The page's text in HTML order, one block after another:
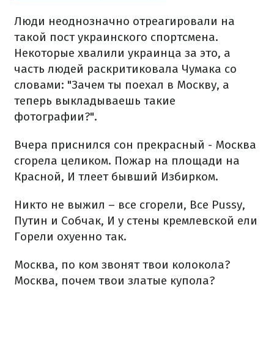
Люди неоднозначно отреагировали на
такой пост украинского спортсмена.
Некоторые хвалили украинца за это, а
часть людей раскритиковала Чумака со
словами: "Зачем ты поехал в Москву, а
теперь выкладываешь такие
фотографии?".
Вчера приснился сон прекрасный - Москва
сгорела целиком. Пожар на площади на
Красной, И тлеет бывший Избирком.
Никто не выжил – все сгорели, Все Pussy,
Путин и Собчак, И у стены кремлевской ели
Горели охуенно так.
Москва, по ком звонят твои колокола?
Москва, почем твои златые купола?